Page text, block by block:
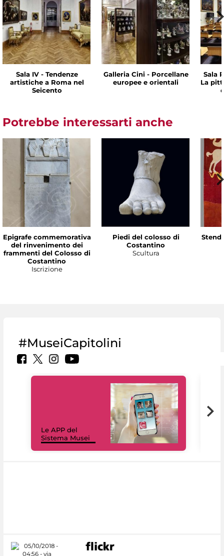
Sala IV - Tendenze
artistiche a Roma nel
Seicento
Galleria Cini - Porcellane
europee e orientali
Sala
La
Potrebbe interessarti anche
Epigrafe commemorativa
del rinvenimento dei
frammenti del Colosso di
Costantino
Iscrizione
Piedi del colosso di
Costantino
Scultura
#MuseiCapitolini
Le APP del
Sistema Musei